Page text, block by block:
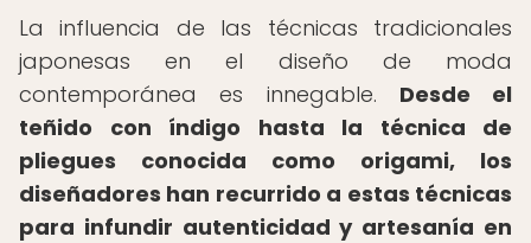
La influencia de las técnicas tradicionales
japonesas en el diseño de moda
contemporánea es innegable. Desde el
teñido con índigo hasta la técnica de
pliegues conocida como origami, los
diseñadores han recurrido a estas técnicas
para infundir autenticidad y artesanía en